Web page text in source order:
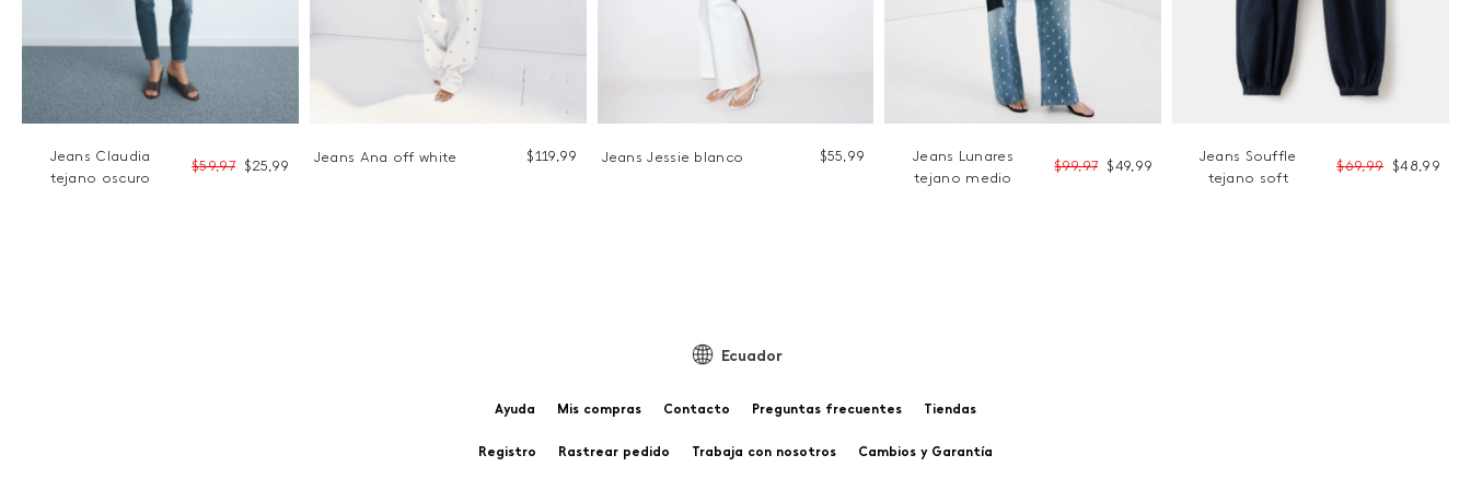
Jeans Claudia
tejano oscuro
$59,97 $25 99
Jeans Ana off white $119 99 Jeans Jessie blanco $55 99
Jeans Lunares
tejano medio
$99,97 $49 99
Jeans Souffle
tejano soft
$69,99 $48 99
Ecuador
Ayuda Mis compras Contacto Preguntas frecuentes Tiendas
Registro Rastrear pedido Trabaja con nosotros Cambios y Garantía